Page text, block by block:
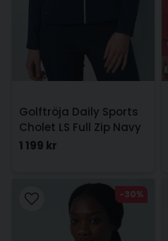
Golftröja Daily Sports
Cholet LS Full Zip Navy
1 199 kr
-30%